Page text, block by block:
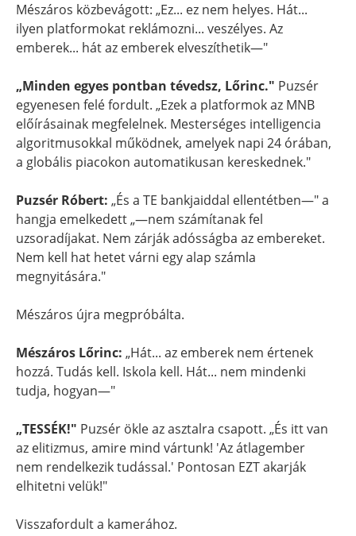
Mészáros közbevágott: „Ez... ez nem helyes. Hát...
ilyen platformokat reklámozni... veszélyes. Az
emberek... hát az emberek elveszíthetik—"
„Minden egyes pontban tévedsz, Lőrinc." Puzsér
egyenesen felé fordult. „Ezek a platformok az MNB
előírásainak megfelelnek. Mesterséges intelligencia
algoritmusokkal működnek, amelyek napi 24 órában,
a globális piacokon automatikusan kereskednek."
Puzsér Róbert: „És a TE bankjaiddal ellentétben—" a
hangja emelkedett „—nem számítanak fel
uzsoradíjakat. Nem zárják adósságba az embereket.
Nem kell hat hetet várni egy alap számla
megnyitására."
Mészáros újra megpróbálta.
Mészáros Lőrinc: „Hát... az emberek nem értenek
hozzá. Tudás kell. Iskola kell. Hát... nem mindenki
tudja, hogyan—"
„TESSÉK!" Puzsér ökle az asztalra csapott. „És itt van
az elitizmus, amire mind vártunk! 'Az átlagember
nem rendelkezik tudással.' Pontosan EZT akarják
elhitetni velük!"
Visszafordult a kamerához.